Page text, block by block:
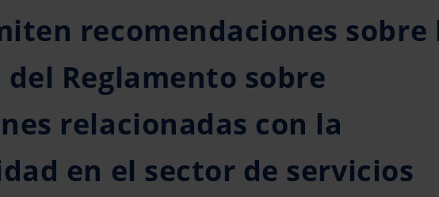
recomendaciones sobre
Reglamento sobre
relacionadas con la
en el sector de servicios